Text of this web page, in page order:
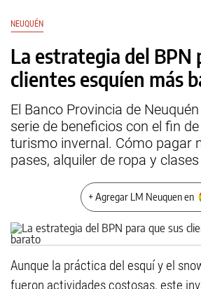
NEUQUÉN
La estrategia del BPN
clientes esquíen más
El Banco Provincia de
serie de beneficios con el fin
turismo invernal. Cómo pagar
pases, alquiler de ropa y
+ Agregar LM Neuquen en
Aunque la práctica del esquí y el
fueron actividades costosas, este